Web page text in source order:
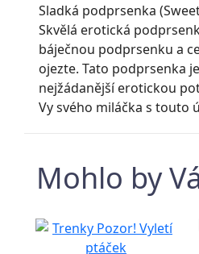
Sladká podprsenka
Skvělá erotická
báječnou podprsenku a
ojezte. Tato podprsenka
nejžádanější erotickou
Vy svého miláčka s touto
Mohlo by